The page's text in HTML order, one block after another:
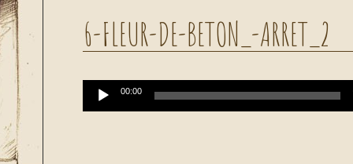
6-FLEUR-DE-BETON_-ARRET_2
Lecteur
audio
00:00